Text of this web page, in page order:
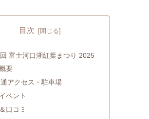
目次
富士河口湖紅葉まつり 2025
要
アクセス・駐車場
ベント
口コミ